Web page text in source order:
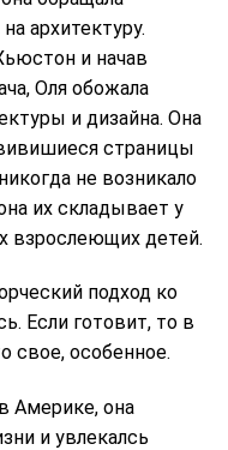
архитектуру.
и начав
Оля обожала
и дизайна. Она
страницы
не возникало
их складывает у
взрослеющих детей.
подход ко
Если готовит, то в
свое, особенное.
Америке, она
и увлекалсь